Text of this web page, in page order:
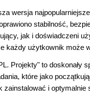
wersja
stabilność,
jak i doświadczeni
każdy użytkownik może
Projekty" to doskonały
które jako
zainstalować i